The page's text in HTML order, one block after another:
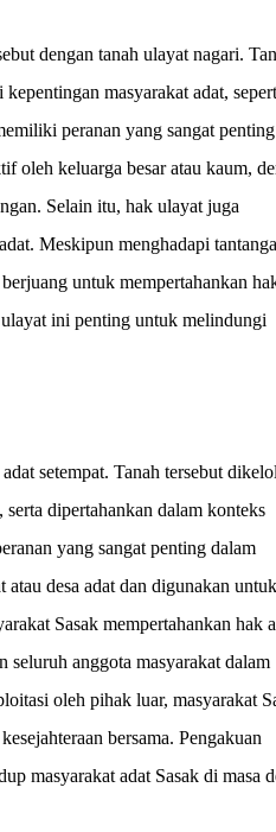
dengan tanah ulayat nagari.
masyarakat adat,
peranan yang sangat penting
oleh keluarga besar atau kaum,
Selain itu, hak ulayat juga
Meskipun menghadapi
untuk mempertahankan
ini penting untuk melindungi
setempat. Tanah tersebut
dipertahankan dalam konteks
yang sangat penting dalam
desa adat dan digunakan untuk
Sasak mempertahankan hak
seluruh anggota masyarakat dalam
oleh pihak luar, masyarakat
bersama. Pengakuan
masyarakat adat Sasak di masa